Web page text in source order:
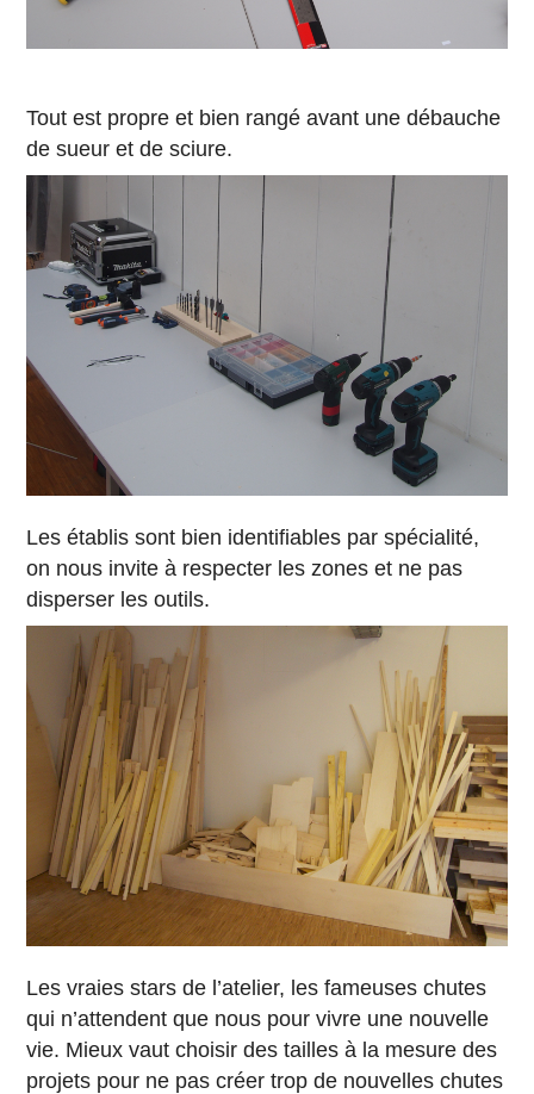
Tout est propre et bien rangé avant une débauche
de sueur et de sciure.
Les établis sont bien identifiables par spécialité,
on nous invite à respecter les zones et ne pas
disperser les outils.
Les vraies stars de l’atelier, les fameuses chutes
qui n’attendent que nous pour vivre une nouvelle
vie. Mieux vaut choisir des tailles à la mesure des
projets pour ne pas créer trop de nouvelles chutes